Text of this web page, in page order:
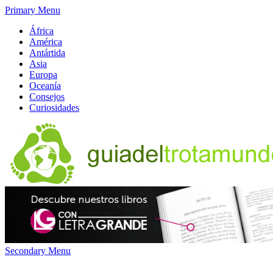
Primary Menu
África
América
Antártida
Asia
Europa
Oceanía
Consejos
Curiosidades
Secondary Menu